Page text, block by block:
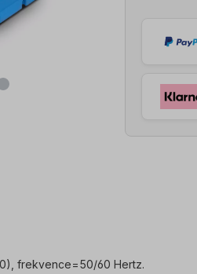
frekvence=50/60 Hertz.